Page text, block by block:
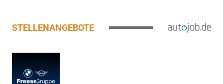
STELLENANGEBOTE